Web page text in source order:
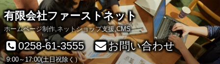
コ
ン
テ
ン
有限会社ファーストネット
ホームページ制作,ネットショップ支援,CMS
0258-61-3555
9:00～17:00(土日祝除く）
お問い合わせ